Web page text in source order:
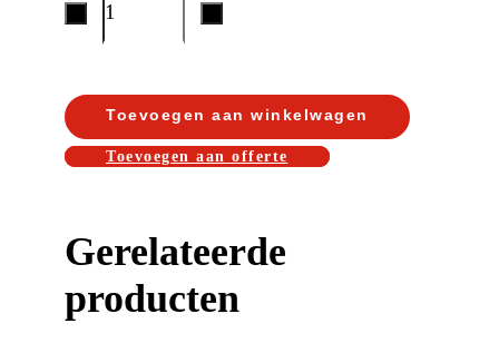
Toevoegen aan winkelwagen
Toevoegen aan offerte
Gerelateerde
producten